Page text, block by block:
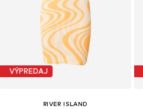
VÝPREDAJ
RIVER ISLAND